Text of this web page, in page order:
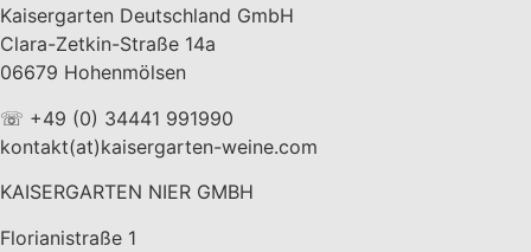
Kaisergarten Deutschland GmbH
Clara-Zetkin-Straße 14a
06679 Hohenmölsen
☏ +49 (0) 34441 991990
kontakt(at)kaisergarten-weine.com
KAISERGARTEN NIER GMBH
Florianistraße 1